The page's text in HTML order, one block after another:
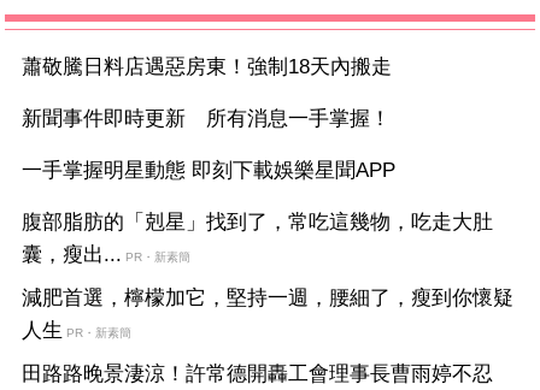
蕭敬騰日料店遇惡房東！強制18天內搬走
新聞事件即時更新 所有消息一手掌握！
一手掌握明星動態 即刻下載娛樂星聞APP
腹部脂肪的「剋星」找到了，常吃這幾物，吃走大肚
囊，瘦出... PR・新素簡
減肥首選，檸檬加它，堅持一週，腰細了，瘦到你懷疑
人生 PR・新素簡
田路路晚景淒涼！許常德開轟工會理事長曹雨婷不忍